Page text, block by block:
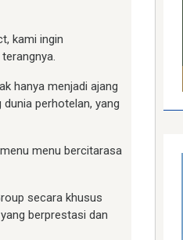
kami ingin
hanya menjadi ajang
perhotelan, yang
menu bercitarasa
secara khusus
berprestasi dan